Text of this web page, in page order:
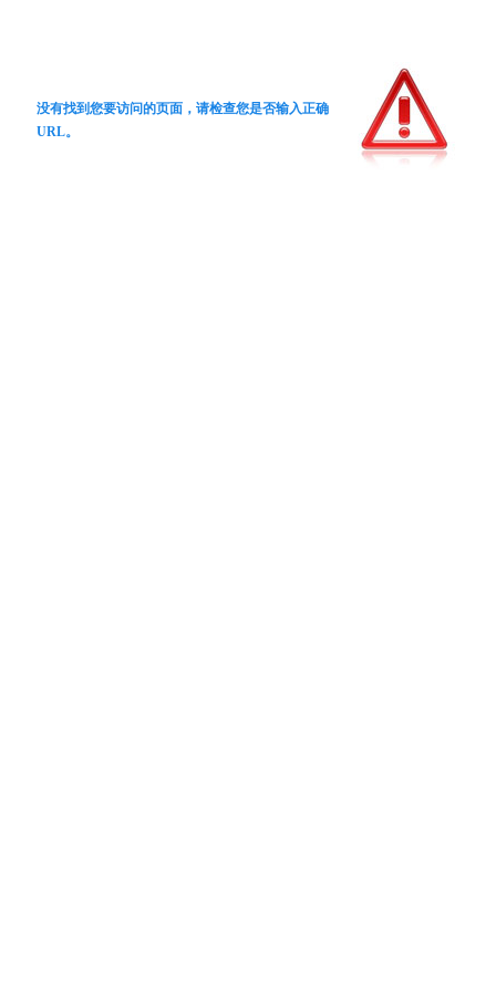
没有找到您要访问的页面，请检查您是否输入正确
URL。